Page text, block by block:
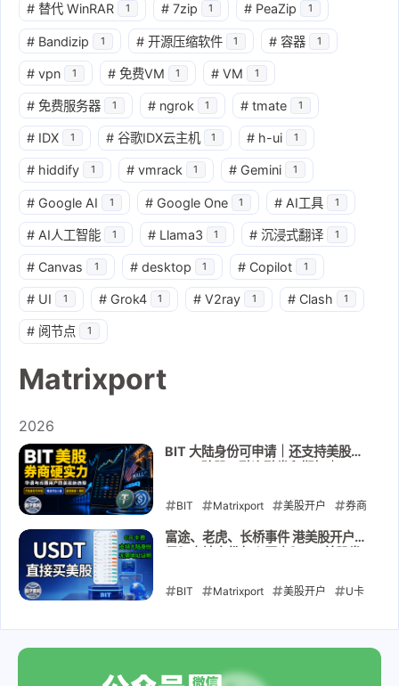
# 替代 WinRAR 1 # 7zip 1 # PeaZip 1
# Bandizip 1 # 开源压缩软件 1 # 容器 1
# vpn 1 # 免费VM 1 # VM 1
# 免费服务器 1 # ngrok 1 # tmate 1
# IDX 1 # 谷歌IDX云主机 1 # h-ui 1
# hiddify 1 # vmrack 1 # Gemini 1
# Google AI 1 # Google One 1 # AI工具 1
# AI人工智能 1 # Llama3 1 # 沉浸式翻译 1
# Canvas 1 # desktop 1 # Copilot 1
# UI 1 # Grok4 1 # V2ray 1 # Clash 1
# 阅节点 1
Matrixport
2026
BIT 大陆身份可申请｜还支持美股、
卡｜USDT USDC入金
BIT Matrixport 美股开户 券商
评测 美股期权 融资融券 USDT
2026-08-03
富途、老虎、长桥事件 港美股开户收
接入金｜无需海外地址证明｜无需海
外银行账户｜开户到入金教程
BIT Matrixport 美股开户 U卡
融科技 券商评测
2026-05-24